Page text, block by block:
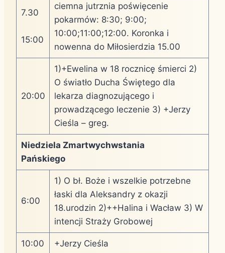
7.30
15:00
ciemna jutrznia poświęcenie
pokarmów: 8:30; 9:00;
10:00;11:00;12:00. Koronka i
nowenna do Miłosierdzia 15.00
20:00
1)+Ewelina w 18 rocznicę śmierci 2)
O światło Ducha Świętego dla
lekarza diagnozującego i
prowadzącego leczenie 3) +Jerzy
Cieśla – greg.
Niedziela Zmartwychwstania
Pańskiego
6:00
1) O bł. Boże i wszelkie potrzebne
łaski dla Aleksandry z okazji
18.urodzin 2)++Halina i Wacław 3) W
intencji Straży Grobowej
10:00 +Jerzy Cieśla